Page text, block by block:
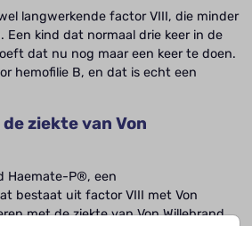
langwerkende factor VIII, die minder
Een kind dat normaal drie keer in de
dat nu nog maar een keer te doen.
hemofilie B, en dat is echt een
ziekte van Von
Haemate-P®, een
bestaat uit factor VIII met Von
met de ziekte van Von Willebrand